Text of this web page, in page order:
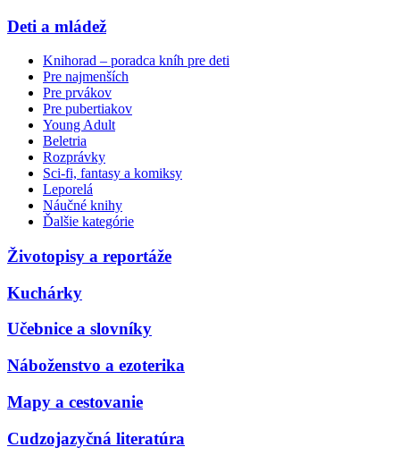
Deti a mládež
Knihorad – poradca kníh pre deti
Pre najmenších
Pre prvákov
Pre pubertiakov
Young Adult
Beletria
Rozprávky
Sci-fi, fantasy a komiksy
Leporelá
Náučné knihy
Ďalšie kategórie
Životopisy a reportáže
Kuchárky
Učebnice a slovníky
Náboženstvo a ezoterika
Mapy a cestovanie
Cudzojazyčná literatúra